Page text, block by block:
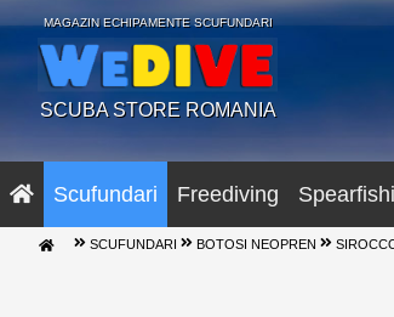
MAGAZIN ECHIPAMENTE SCUFUNDARI
SCUBA STORE ROMANIA
Scufundari Freediving
SCUFUNDARI BOTOSI NEOPREN